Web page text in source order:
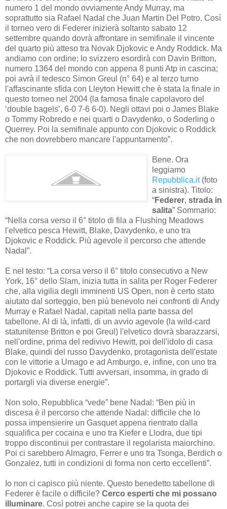
numero 1 del mondo ovviamente Andy Murray, ma
soprattutto sia Rafael Nadal che Juan Martin Del Potro. Così
il torneo vero di Federer inizierà soltanto sabato 12
settembre quando dovrà affrontare in semifinale il vincente
del quarto più atteso tra Novak Djokovic e Andy Roddick. Ma
andiamo con ordine; lo svizzero esordirà con Davin Britton,
numero 1364 del mondo con appena 8 punti Atp in cascina;
poi avrà il tedesco Simon Greul (n° 64) e al terzo turno
l'affascinante sfida con Lleyton Hewitt che è stata la finale in
questo torneo nel 2004 (la famosa finale capolavoro del
‘double bagels’, 6-0 7-6 6-0). Negli ottavi poi o James Blake
o Tommy Robredo e nei quarti o Davydenko, o Soderling o
Querrey. Poi la semifinale appunto con Djokovic o Roddick
che non dovrebbero mancare l'appuntamento”.
Bene. Ora
leggiamo
Repubblica.it(foto
a sinistra). Titolo:
“Federer, strada in
salita” Sommario:
“Nella corsa verso il 6° titolo di fila a Flushing Meadows
l'elvetico pesca Hewitt, Blake, Davydenko, e uno tra
Djokovic e Roddick. Più agevole il percorso che attende
Nadal”.
E nel testo: “La corsa verso il 6° titolo consecutivo a New
York, 16° dello Slam, inizia tutta in salita per Roger Federer
che, alla vigilia degli imminenti US Open, non è certo stato
aiutato dal sorteggio, ben più benevolo nei confronti di Andy
Murray e Rafael Nadal, capitati nella parte bassa del
tabellone. Al di là, infatti, di un avvio agevole (la wild-card
statunitense Britton e poi Greul) l'elvetico dovrà sbarazzarsi,
nell'ordine, prima del redivivo Hewitt, poi dell'idolo di casa
Blake, quindi del russo Davydenko, protagonista dell'estate
con le vittorie a Umago e ad Amburgo, e, infine, con uno tra
Djokovic e Roddick. Tutti avversari, insomma, in grado di
portargli via diverse energie”.
Non solo, Repubblica “vede” bene Nadal: “Ben più in
discesa è il percorso che attende Nadal: difficile che lo
possa impensierire un Gasquet appena rientrato dalla
squalifica per cocaina e uno tra Kiefer e Llodra, due tipi
troppo discontinui per contrastare il regolarista maiorchino.
Poi ci sarebbero Almagro, Ferrer e uno tra Tsonga, Berdich o
Gonzalez, tutti in condizioni di forma non certo eccellenti”.
Io non ci capisco più niente. Questo benedetto tabellone di
Federer è facile o difficile? Cerco esperti che mi possano
illuminare. Così potrei anche capire se la quota dei